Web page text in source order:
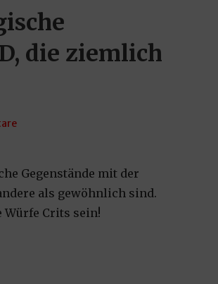
die ziemlich
Gegenstände mit der
als gewöhnlich sind.
Würfe Crits sein!